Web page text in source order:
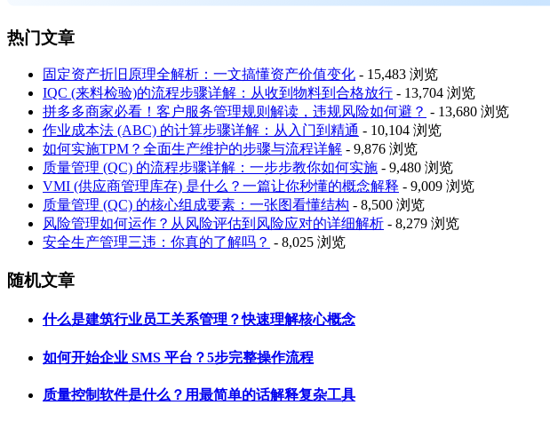
热门文章
固定资产折旧原理全解析：一文搞懂资产价值变化 - 15,483 浏览
IQC (来料检验)的流程步骤详解：从收到物料到合格放行 - 13,704 浏览
拼多多商家必看！客户服务管理规则解读，违规风险如何避？ - 13,680 浏览
作业成本法 (ABC) 的计算步骤详解：从入门到精通 - 10,104 浏览
如何实施TPM？全面生产维护的步骤与流程详解 - 9,876 浏览
质量管理 (QC) 的流程步骤详解：一步步教你如何实施 - 9,480 浏览
VMI (供应商管理库存) 是什么？一篇让你秒懂的概念解释 - 9,009 浏览
质量管理 (QC) 的核心组成要素：一张图看懂结构 - 8,500 浏览
风险管理如何运作？从风险评估到风险应对的详细解析 - 8,279 浏览
安全生产管理三违：你真的了解吗？ - 8,025 浏览
随机文章
什么是建筑行业员工关系管理？快速理解核心概念
如何开始企业 SMS 平台？5步完整操作流程
质量控制软件是什么？用最简单的话解释复杂工具